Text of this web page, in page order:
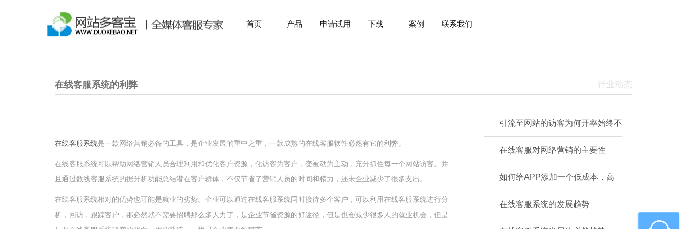
首页 产品 申请试用 下载 案例 联系我们
行业动态
在线客服系统的利弊
在线客服系统是一款网络营销必备的工具，是企业发展的重中之重，一款成熟的在线客服软件必然有它的利弊。
在线客服系统可以帮助网络营销人员合理利用和优化客户资源，化访客为客户，变被动为主动，充分抓住每一个网站访客。并
且通过数线客服系统的据分析功能总结潜在客户群体，不仅节省了营销人员的时间和精力，还未企业减少了很多支出。
在线客服系统相对的优势也可能是就业的劣势。企业可以通过在线客服系统同时接待多个客户，可以利用在线客服系统进行分
析，回访，跟踪客户，那必然就不需要招聘那么多人力了，是企业节省资源的好途径，但是也会减少很多人的就业机会，但是
引流至网站的访客为何开率始终不
在线客服对网络营销的主要性
如何给APP添加一个低成本，高
在线客服系统的发展趋势